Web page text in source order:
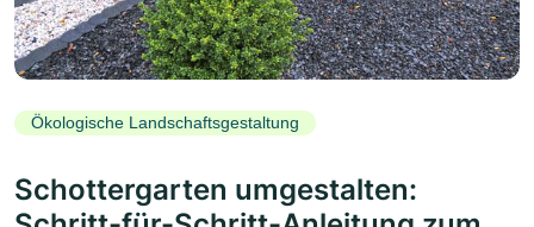
Ökologische Landschaftsgestaltung
Schottergarten umgestalten: